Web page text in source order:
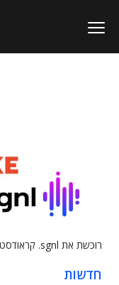
רוכשת את sgnl. קראודסטרייק.
חדשות